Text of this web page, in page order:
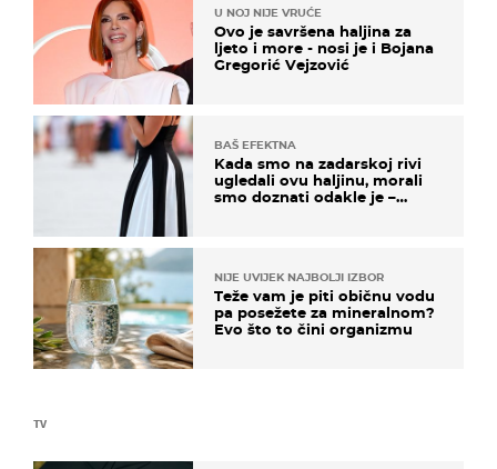
TV
U NOJ NIJE VRUĆE
Ovo je savršena haljina za
ljeto i more - nosi je i Bojana
Gregorić Vejzović
BAŠ EFEKTNA
Kada smo na zadarskoj rivi
ugledali ovu haljinu, morali
smo doznati odakle je –
NIJE UVIJEK NAJBOLJI IZBOR
Teže vam je piti običnu vodu
pa posežete za mineralnom?
Evo što to čini organizmu